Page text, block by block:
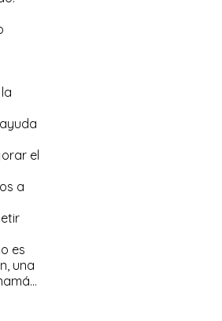
el
a
es
una